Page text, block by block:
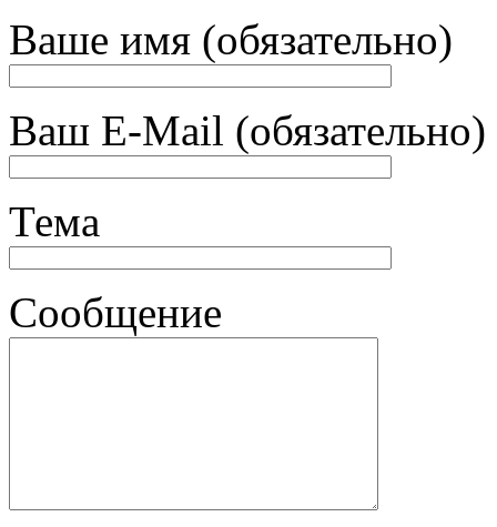
Ваше имя (обязательно)
Ваш E-Mail (обязательно)
Тема
Сообщение